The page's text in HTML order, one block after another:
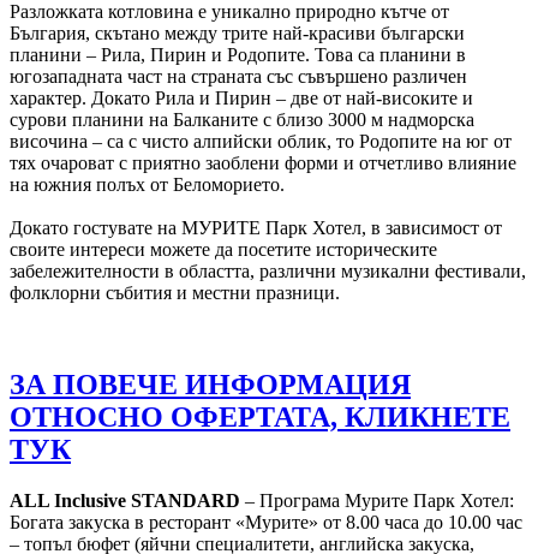
Разложката котловина е уникално природно кътче от
България, скътано между трите най-красиви български
планини – Рила, Пирин и Родопите. Това са планини в
югозападната част на страната със съвършено различен
характер. Докато Рила и Пирин – две от най-високите и
сурови планини на Балканите с близо 3000 м надморска
височина – са с чисто алпийски облик, то Родопите на юг от
тях очароват с приятно заоблени форми и отчетливо влияние
на южния полъх от Беломорието.
Докато гостувате на МУРИТЕ Парк Хотел, в зависимост от
своите интереси можете да посетите историческите
забележителности в областта, различни музикални фестивали,
фолклорни събития и местни празници.
ЗА ПОВЕЧЕ ИНФОРМАЦИЯ
ОТНОСНО ОФЕРТАТА, КЛИКНЕТЕ
ТУК
ALL Inclusive STANDARD – Програма Мурите Парк Хотел:
Богата закуска в ресторант «Мурите» от 8.00 часа до 10.00 час
– топъл бюфет (яйчни специалитети, английска закуска,